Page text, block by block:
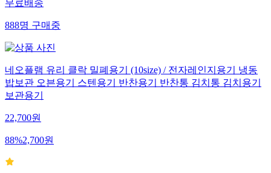
무료배송
888명구매중
네오플램 유리 클락 밀폐용기 (10size) / 전자레인지용기 냉동
밥보관 오븐용기 스텐용기 반찬용기 반찬통 김치통 김치용기
보관용기
22,700원
88%2,700원